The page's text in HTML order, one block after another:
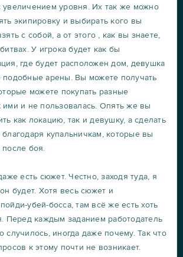
увеличением уровня. Их так же можно
экипировку и выбирать кого вы
с собой, а от этого , как вы знаете,
У игрока будет как бы
где будет расположен дом, девушка
подобные арены. Вы можете получать
можете покупать разные
и не пользовалась. Опять же вы
как локацию, так и девушку, а сделать
купальничкам, которые вы
после боя.
есть сюжет. Честно, заходя туда, я
будет. Хотя весь сюжет и
убей-босса, там всё же есть хоть
Перед каждым заданием работодатель
случилось, иногда даже почему. Так что
к этому почти не возникает.